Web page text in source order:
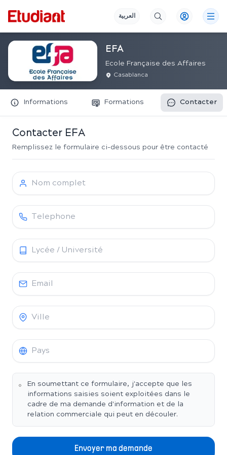
العربية
EFA
Ecole Française des Affaires
Casablanca
Informations Formations Contacter
Contacter EFA
Remplissez le formulaire ci-dessous pour être contacté
En soumettant ce formulaire, j'accepte que les
informations saisies soient exploitées dans le
cadre de ma demande d'information et de la
relation commerciale qui peut en découler.
Envoyer ma demande